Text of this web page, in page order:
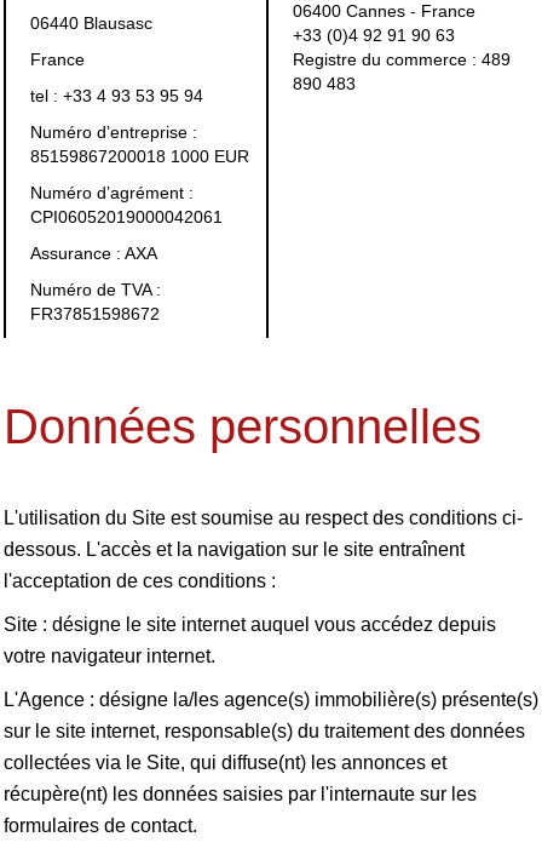
06440 Blausasc
France
tel : +33 4 93 53 95 94
Numéro d’entreprise :
85159867200018 1000 EUR
Numéro d’agrément :
CPI06052019000042061
Assurance : AXA
Numéro de TVA :
FR37851598672
06400 Cannes - France
+33 (0)4 92 91 90 63
Registre du commerce : 489
890 483
Données personnelles
L'utilisation du Site est soumise au respect des conditions ci-
dessous. L'accès et la navigation sur le site entraînent
l'acceptation de ces conditions :
Site : désigne le site internet auquel vous accédez depuis
votre navigateur internet.
L'Agence : désigne la/les agence(s) immobilière(s) présente(s)
sur le site internet, responsable(s) du traitement des données
collectées via le Site, qui diffuse(nt) les annonces et
récupère(nt) les données saisies par l'internaute sur les
formulaires de contact.